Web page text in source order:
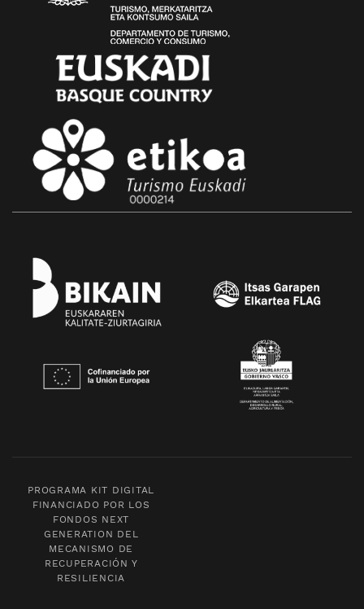
PROGRAMA KIT DIGITAL
FINANCIADO POR LOS
FONDOS NEXT
GENERATION DEL
MECANISMO DE
RECUPERACIÓN Y
RESILIENCIA